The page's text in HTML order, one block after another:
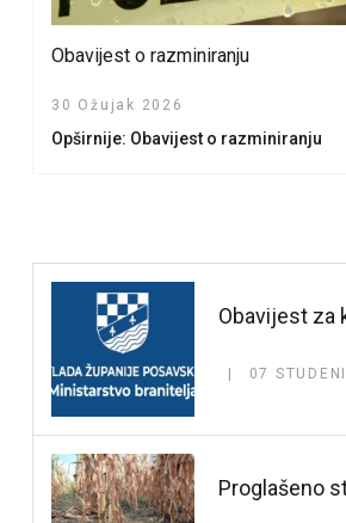
Obavijest o razminiranju
30 Ožujak 2026
Opširnije: Obavijest o razminiranju
Obavijest za
07
Proglašeno